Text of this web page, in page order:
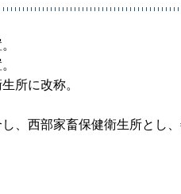
所に改称。
、西部家畜保健衛生所とし、